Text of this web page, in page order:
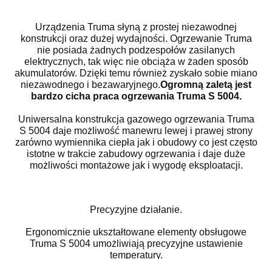
Urządzenia Truma słyną z prostej niezawodnej
konstrukcji oraz dużej wydajności. Ogrzewanie Truma
nie posiada żadnych podzespołów zasilanych
elektrycznych, tak więc nie obciąża w żaden sposób
akumulatorów. Dzięki temu również zyskało sobie miano
niezawodnego i bezawaryjnego.Ogromną zaletą jest
bardzo cicha praca ogrzewania Truma S 5004.
Uniwersalna konstrukcja gazowego ogrzewania Truma
S 5004 daje możliwość manewru lewej i prawej strony
zarówno wymiennika ciepła jak i obudowy co jest często
istotne w trakcie zabudowy ogrzewania i daje duże
możliwości montażowe jak i wygodę eksploatacji.
Precyzyjne działanie.
Ergonomicznie ukształtowane elementy obsługowe
Truma S 5004 umożliwiają precyzyjne ustawienie
temperatury.